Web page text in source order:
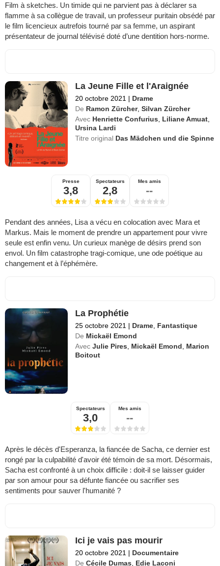
Film à sketches. Un timide qui ne parvient pas à déclarer sa
flamme à sa collègue de travail, un professeur puritain obsédé par
le film licencieux autrefois tourné par sa femme, un aspirant
présentateur de journal télévisé doté d’une dentition hors-norme.
La Jeune Fille et l'Araignée
20 octobre 2021 | Drame
De Ramon Zürcher,Silvan Zürcher
Avec Henriette Confurius Liliane Amuat
Ursina Lardi
Titre original Das Mädchen und die Spinne
Presse
3,8
Spectateurs
2,8
Mes amis
--
Pendant des années, Lisa a vécu en colocation avec Mara et
Markus. Mais le moment de prendre un appartement pour vivre
seule est enfin venu. Un curieux manège de désirs prend son
envol. Un film catastrophe tragi-comique, une ode poétique au
changement et à l’éphémère.
La Prophétie
25 octobre 2021 | Drame Fantastique
De Mickaël Emond
Avec Julie Pires Mickaël Emond
Marion
Boitout
Spectateurs
3,0
Mes amis
--
Après le décès d'Esperanza, la fiancée de Sacha, ce dernier est
rongé par la culpabilité d'avoir été témoin de sa mort. Désormais,
Sacha est confronté à un choix difficile : doit-il se laisser guider
par son amour pour sa défunte fiancée ou sacrifier ses
sentiments pour sauver l'humanité ?
Ici je vais pas mourir
20 octobre 2021 | Documentaire
De Cécile Dumas Edie Laconi